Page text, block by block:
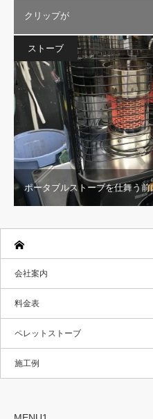
クリップが
ストーブ
ポータブルストーブを仕舞う前
会社案内
料金表
ペレットストーブ
施工例